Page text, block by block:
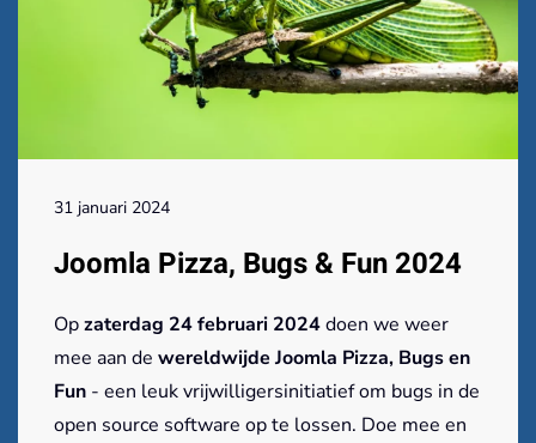
31 januari 2024
Joomla Pizza, Bugs & Fun 2024
Opzaterdag 24 februari 2024doen we weer
mee aan de wereldwijde Joomla Pizza, Bugs en
Fun - een leuk vrijwilligersinitiatief om bugs in de
open source software op te lossen. Doe mee en